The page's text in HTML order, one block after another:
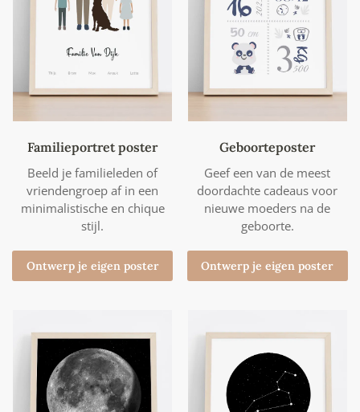
Familieportret poster
Beeld je familieleden of
vriendengroep af in een
minimalistische en chique
stijl.
Ontwerp je eigen poster
Geboorteposter
Geef een van de meest
doordachte cadeaus voor
nieuwe moeders na de
geboorte.
Ontwerp je eigen poster